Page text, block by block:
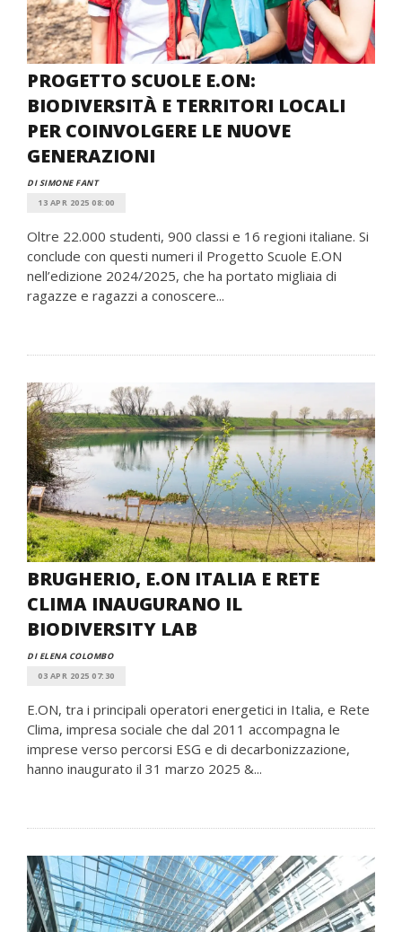
PROGETTO SCUOLE E.ON:
BIODIVERSITÀ E TERRITORI LOCALI
PER COINVOLGERE LE NUOVE
GENERAZIONI
DI SIMONE FANT
13 APR 2025 08:00
Oltre 22.000 studenti, 900 classi e 16 regioni italiane. Si
conclude con questi numeri il Progetto Scuole E.ON
nell’edizione 2024/2025, che ha portato migliaia di
ragazze e ragazzi a conoscere...
BRUGHERIO, E.ON ITALIA E RETE
CLIMA INAUGURANO IL
BIODIVERSITY LAB
DI ELENA COLOMBO
03 APR 2025 07:30
E.ON, tra i principali operatori energetici in Italia, e Rete
Clima, impresa sociale che dal 2011 accompagna le
imprese verso percorsi ESG e di decarbonizzazione,
hanno inaugurato il 31 marzo 2025 &...